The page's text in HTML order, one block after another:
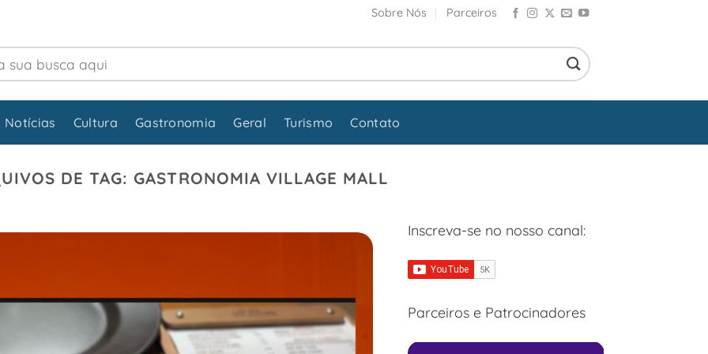
Sobre Nós Parceiros
Notícias Cultura Gastronomia Geral Turismo Contato
DE TAG:GASTRONOMIA VILLAGE MALL
Inscreva-se no nosso canal:
Parceiros e Patrocinadores